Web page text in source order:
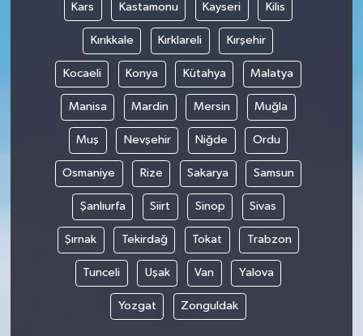
Kars Kastamonu Kayseri Kilis
Kırıkkale Kırklareli Kırşehir
Kocaeli Konya Kütahya Malatya
Manisa Mardin Mersin Muğla
Muş Nevşehir Niğde Ordu
Osmaniye Rize Sakarya Samsun
Şanlıurfa Siirt Sinop Sivas
Şırnak Tekirdağ Tokat Trabzon
Tunceli Uşak Van Yalova
Yozgat Zonguldak